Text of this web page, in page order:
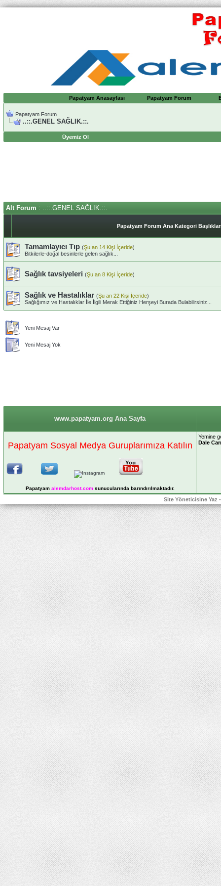
Papatyam Anasayfası Papatyam Forum
Papatyam Forum
..::.GENEL SAĞLIK.::.
Üyemiz Ol
Alt Forum : ..::.GENEL SAĞLIK.::.
Papatyam Forum Ana Kategori
Tamamlayıcı Tıp (Şu an 14 Kişi İçeride)
Bitkilerle-doğal besinlerle gelen sağlık...
Sağlık tavsiyeleri (Şu an 8 Kişi İçeride)
Sağlık ve Hastalıklar (Şu an 22 Kişi İçeride)
Sağlığımız ve Hastalıklar İle İlgili Merak Ettiğiniz Herşeyi Burada Bulabilirsiniz...
Yeni Mesaj Var
Yeni Mesaj Yok
www.papatyam.org Ana Sayfa
Papatyam Sosyal Medya Guruplarımıza Katılın
Papatyam alemdarhost.comsunucularında barındırılmaktadır.
Yemine
Dale
Site Yöneticisine Yaz